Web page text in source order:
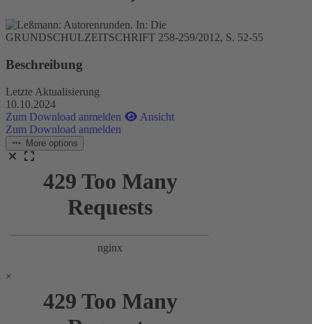
Beschreibung
Letzte Aktualisierung
10.10.2024
Zum Download anmelden
Ansicht
Zum Download anmelden
More options
×